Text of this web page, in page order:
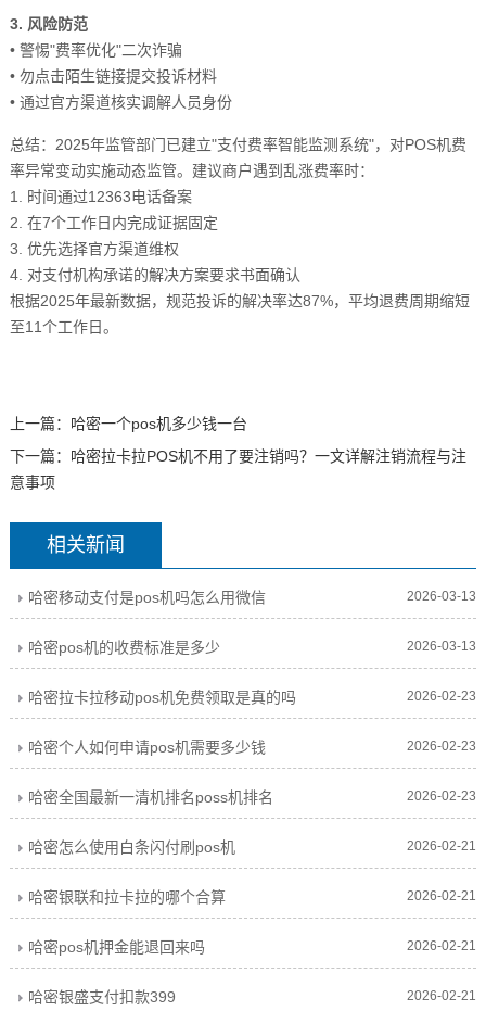
3. 风险防范
• 警惕"费率优化"二次诈骗
• 勿点击陌生链接提交投诉材料
• 通过官方渠道核实调解人员身份
总结：2025年监管部门已建立"支付费率智能监测系统"，对POS机费
率异常变动实施动态监管。建议商户遇到乱涨费率时：
1. 时间通过12363电话备案
2. 在7个工作日内完成证据固定
3. 优先选择官方渠道维权
4. 对支付机构承诺的解决方案要求书面确认
根据2025年最新数据，规范投诉的解决率达87%，平均退费周期缩短
至11个工作日。
上一篇： 哈密一个pos机多少钱一台
下一篇： 哈密拉卡拉POS机不用了要注销吗？一文详解注销流程与注
意事项
相关新闻
哈密移动支付是pos机吗怎么用微信 2026-03-13
哈密pos机的收费标准是多少 2026-03-13
哈密拉卡拉移动pos机免费领取是真的吗 2026-02-23
哈密个人如何申请pos机需要多少钱 2026-02-23
哈密全国最新一清机排名poss机排名 2026-02-23
哈密怎么使用白条闪付刷pos机 2026-02-21
哈密银联和拉卡拉的哪个合算 2026-02-21
哈密pos机押金能退回来吗 2026-02-21
哈密银盛支付扣款399 2026-02-21